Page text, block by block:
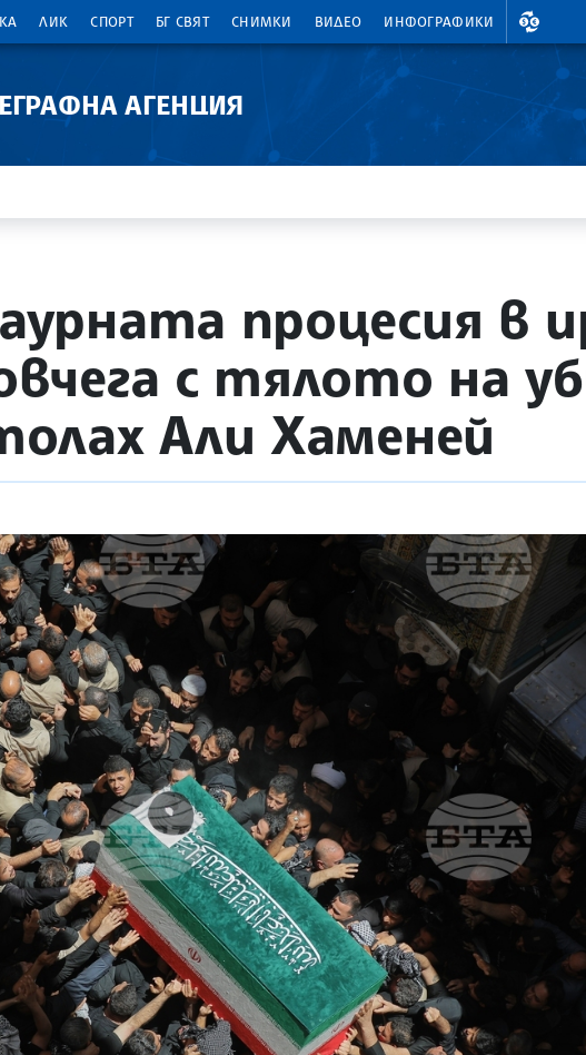
ЛИК СПОРТ БГ СВЯТ СНИМКИ ВИДЕО ИНФОГРАФИКИ
АГЕНЦИЯ
процесия в
с тялото на
Али Хаменей